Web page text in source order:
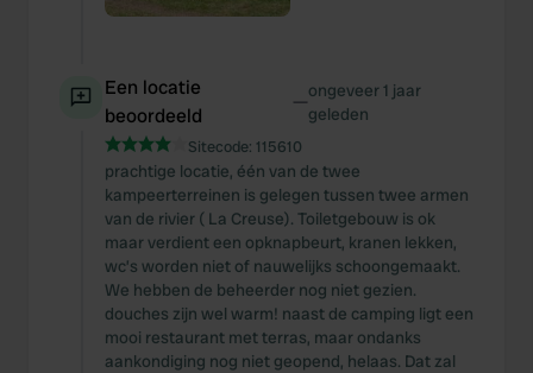
Een locatie
beoordeeld
—ongeveer 1 jaar
geleden
Sitecode: 115610
prachtige locatie, één van de twee
kampeerterreinen is gelegen tussen twee armen
van de rivier ( La Creuse). Toiletgebouw is ok
maar verdient een opknapbeurt, kranen lekken,
wc’s worden niet of nauwelijks schoongemaakt.
We hebben de beheerder nog niet gezien.
douches zijn wel warm! naast de camping ligt een
mooi restaurant met terras, maar ondanks
aankondiging nog niet geopend, helaas. Dat zal